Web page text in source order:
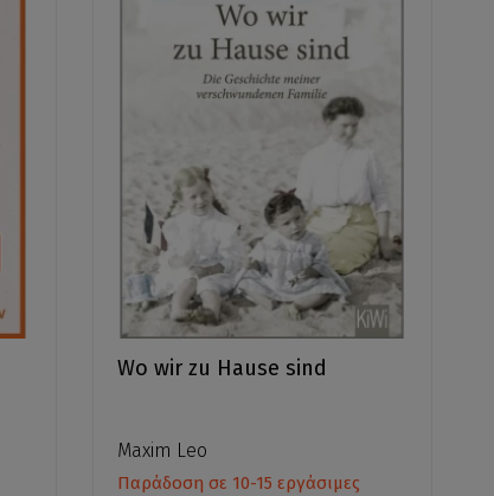
Wo wir zu Hause sind
Maxim Leo
Παράδοση σε 10-15 εργάσιμες